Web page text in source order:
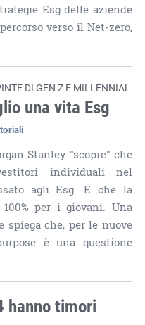
Esg delle aziende
verso il Net-zero,
DI GEN Z E MILLENNIAL
una vita Esg
Stanley "scopre" che
individuali nel
agli Esg. E che la
per i giovani. Una
spiega che, per le nuove
è una questione
hanno timori